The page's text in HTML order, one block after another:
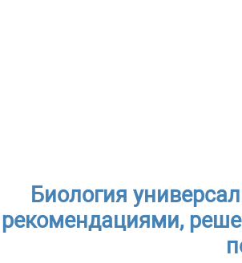
Биология
рекомендациями,